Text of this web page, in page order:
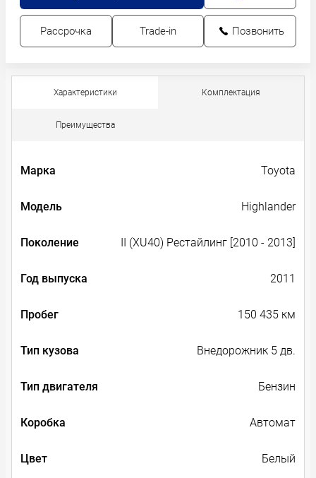
Рассрочка Trade-in Позвонить
Характеристики Комплектация
Преимущества
Марка Toyota
Модель Highlander
Поколение II (XU40) Рестайлинг [2010 - 2013]
Год выпуска 2011
Пробег 150 435 км
Тип кузова Внедорожник 5 дв.
Тип двигателя Бензин
Коробка Автомат
Цвет Белый